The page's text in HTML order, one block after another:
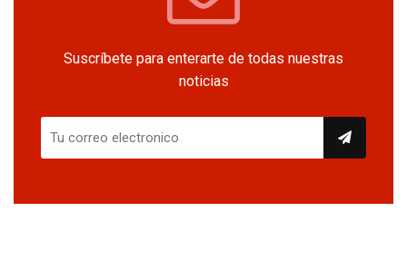
Suscríbete para enterarte de todas nuestras
noticias